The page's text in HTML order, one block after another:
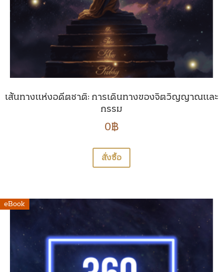
เส้นทางแห่งอดีตชาติ: การเดินทางของจิตวิญญาณและ
กรรม
0฿
สั่งซื้อ
eBook